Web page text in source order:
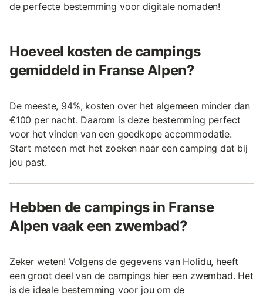
de perfecte bestemming voor digitale nomaden!
Hoeveel kosten de campings
gemiddeld in Franse Alpen?
De meeste, 94%, kosten over het algemeen minder dan
€100 per nacht. Daarom is deze bestemming perfect
voor het vinden van een goedkope accommodatie.
Start meteen met het zoeken naar een camping dat bij
jou past.
Hebben de campings in Franse
Alpen vaak een zwembad?
Zeker weten! Volgens de gegevens van Holidu, heeft
een groot deel van de campings hier een zwembad. Het
is de ideale bestemming voor jou om de